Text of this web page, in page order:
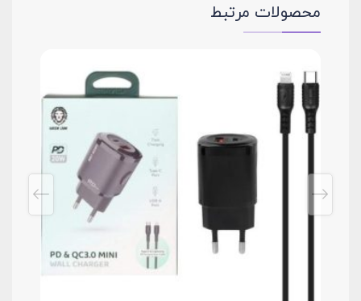
محصولات مرتبط